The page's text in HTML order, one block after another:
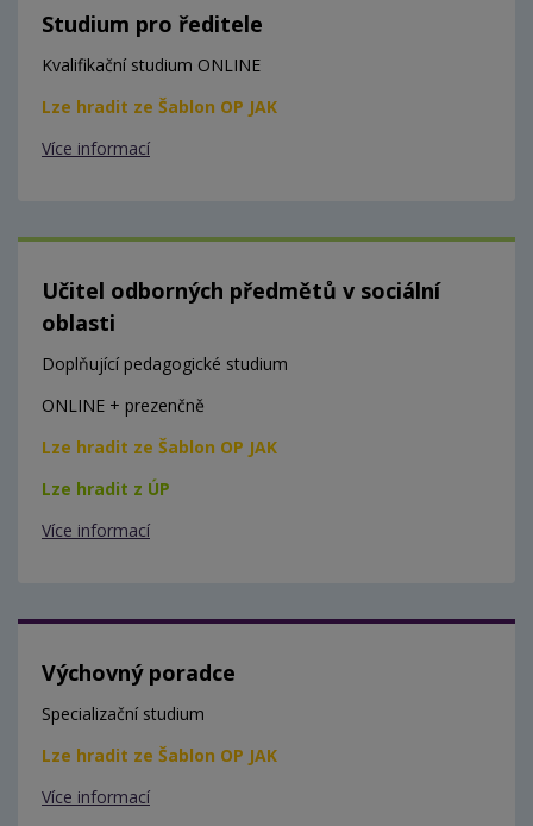
Studium pro ředitele
Kvalifikační studium ONLINE
Lze hradit ze Šablon OP JAK
Více informací
Učitel odborných předmětů v sociální
oblasti
Doplňující pedagogické studium
ONLINE + prezenčně
Lze hradit ze Šablon OP JAK
Lze hradit z ÚP
Více informací
Výchovný poradce
Specializační studium
Lze hradit ze Šablon OP JAK
Více informací